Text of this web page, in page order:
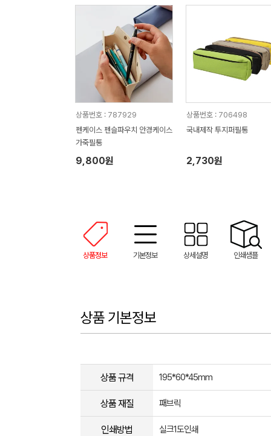
상품번호 : 787929
펜케이스 펜슬파우치 안경케이스
가죽필통
9,800원
상품번호 : 706498
국내제작 투지퍼필통
2,730원
상품정보 기본정보 상세설명 인쇄샘플
상품 기본정보
상품 규격 195*60*45mm
상품 재질 패브릭
인쇄방법 실크1도인쇄